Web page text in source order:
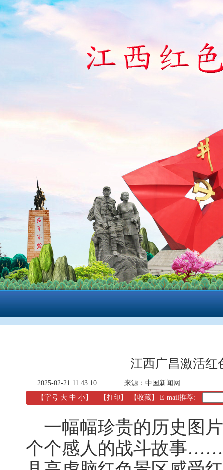
江西广昌激活红
2025-02-21 11:43:10
来源：中国新闻网
【字号 大 中 小】 【打印 】 【收藏】 E-mail推荐:
一幅幅珍贵的历史图
个个感人的战斗故事